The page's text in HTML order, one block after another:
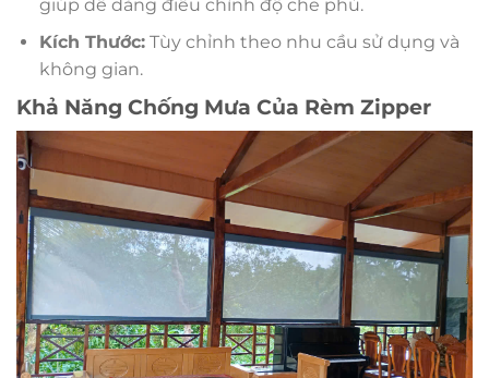
giúp dễ dàng điều chỉnh độ che phủ.
Kích Thước:Tùy chỉnh theo nhu cầu sử dụng và
không gian.
Khả Năng Chống Mưa Của Rèm Zipper